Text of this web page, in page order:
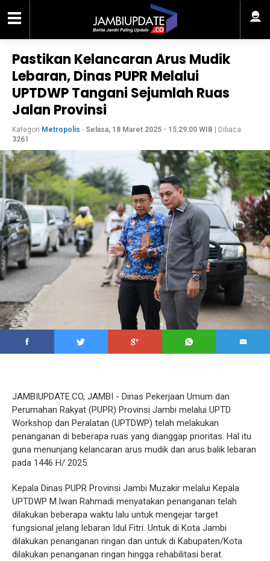
Pastikan Kelancaran Arus Mudik
Lebaran, Dinas PUPR Melalui
UPTDWP Tangani Sejumlah Ruas
Jalan Provinsi
Kategori Metropolis - Selasa, 18 Maret 2025 - 15:29:00 WIB | Dibaca:
3261
JAMBIUPDATE.CO, JAMBI - Dinas Pekerjaan Umum dan
Perumahan Rakyat (PUPR) Provinsi Jambi melalui UPTD
Workshop dan Peralatan (UPTDWP) telah melakukan
penanganan di beberapa ruas yang dianggap prioritas. Hal itu
guna menunjang kelancaran arus mudik dan arus balik lebaran
pada 1446 H/ 2025.
Kepala Dinas PUPR Provinsi Jambi Muzakir melalui Kepala
UPTDWP M.Iwan Rahmadi menyatakan penanganan telah
dilakukan beberapa waktu lalu untuk mengejar target
fungsional jelang lebaran Idul Fitri. Untuk di Kota Jambi
dilakukan penanganan ringan dan untuk di Kabupaten/Kota
dilakukan penanganan ringan hingga rehabilitasi berat.